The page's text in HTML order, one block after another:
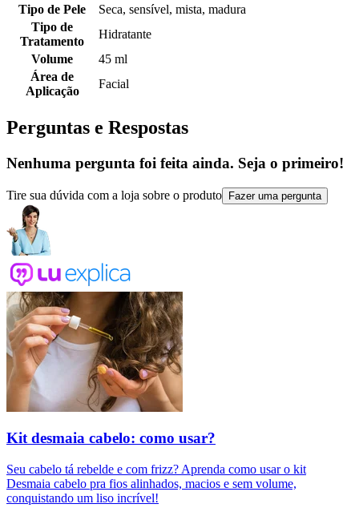
Tipo de Pele
Seca, sensível, mista, madura
Tipo de
Tratamento
Hidratante
Volume
45 ml
Área de
Aplicação
Facial
Perguntas e Respostas
Nenhuma pergunta foi feita ainda. Seja o primeiro!
Tire sua dúvida com a loja sobre o produto Fazer uma pergunta
Kit desmaia cabelo: como usar?
Seu cabelo tá rebelde e com frizz? Aprenda como usar o kit
Desmaia cabelo pra fios alinhados, macios e sem volume,
conquistando um liso incrível!